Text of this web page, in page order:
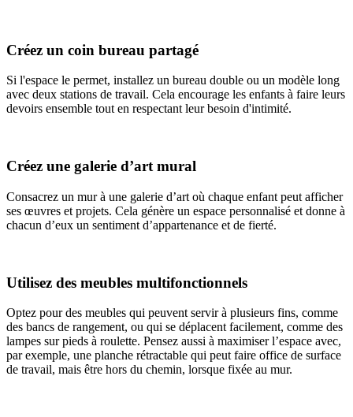
Créez un coin bureau partagé
Si l'espace le permet, installez un bureau double ou un modèle long
avec deux stations de travail. Cela encourage les enfants à faire leurs
devoirs ensemble tout en respectant leur besoin d'intimité.
Créez une galerie d’art mural
Consacrez un mur à une galerie d’art où chaque enfant peut afficher
ses œuvres et projets. Cela génère un espace personnalisé et donne à
chacun d’eux un sentiment d’appartenance et de fierté.
Utilisez des meubles multifonctionnels
Optez pour des meubles qui peuvent servir à plusieurs fins, comme
des bancs de rangement, ou qui se déplacent facilement, comme des
lampes sur pieds à roulette. Pensez aussi à maximiser l’espace avec,
par exemple, une planche rétractable qui peut faire office de surface
de travail, mais être hors du chemin, lorsque fixée au mur.